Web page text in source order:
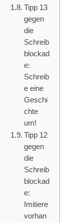
Tipp 13
gegen
die
Schreib
blockad
e:
Schreib
e eine
Geschi
chte
um!
Tipp 12
gegen
die
Schreib
blockad
e:
Imitiere
vorhan